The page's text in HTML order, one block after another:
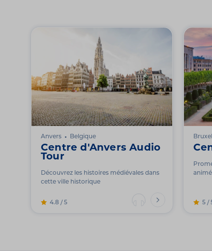
Anvers Belgique
Centre d'Anvers Audio
Tour
Découvrez les histoires médiévales dans
cette ville historique
4.8 / 5 5 /